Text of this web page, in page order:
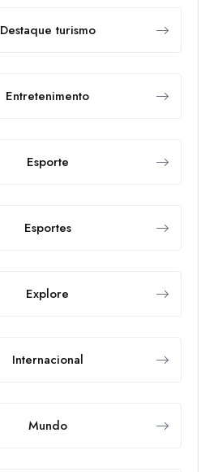
Destaque turismo
Entretenimento
Esporte
Esportes
Explore
Internacional
Mundo